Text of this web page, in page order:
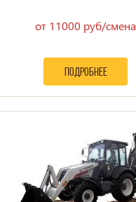
от 11000 руб/смена
подробнее